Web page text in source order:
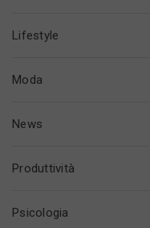
Lifestyle
Moda
News
Produttività
Psicologia